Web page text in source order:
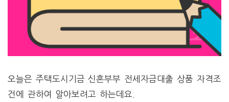
오늘은 주택도시기금 신혼부부 전세자금대출 상품 자격조
건에 관하여 알아보려고 하는데요.